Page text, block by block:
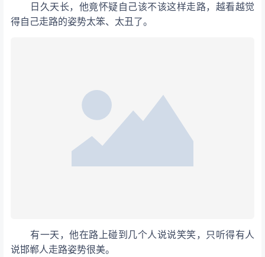
日久天长，他竟怀疑自己该不该这样走路，越看越觉
得自己走路的姿势太笨、太丑了。
有一天，他在路上碰到几个人说说笑笑，只听得有人
说邯郸人走路姿势很美。